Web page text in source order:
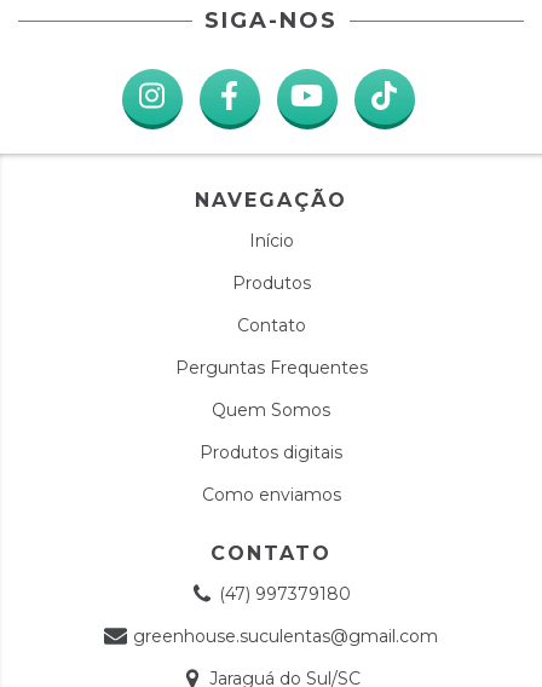
SIGA-NOS
NAVEGAÇÃO
Início
Produtos
Contato
Perguntas Frequentes
Quem Somos
Produtos digitais
Como enviamos
CONTATO
(47) 997379180
greenhouse.suculentas@gmail.com
Jaraguá do Sul/SC